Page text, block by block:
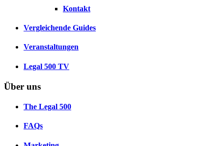
Kontakt
Vergleichende Guides
Veranstaltungen
Legal 500 TV
Über uns
The Legal 500
FAQs